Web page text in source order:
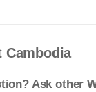
Cambodia
Ask other